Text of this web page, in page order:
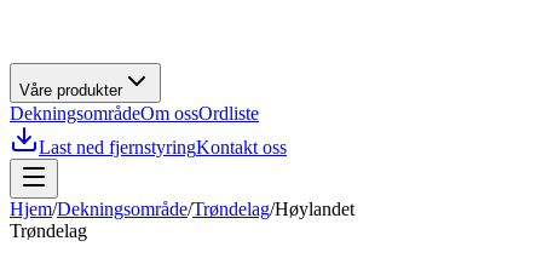
Våre produkter
DekningsområdeOm ossOrdliste
Last ned fjernstyringKontakt oss
Hjem/Dekningsområde/Trøndelag/Høylandet
Trøndelag